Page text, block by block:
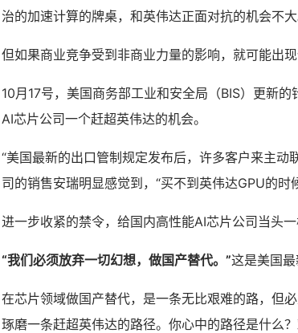
治的加速计算的牌桌，和英伟达正面对抗的机会不大
但如果商业竞争受到非商业力量的影响，就可能出现
10月17号，美国商务部工业和安全局（BIS）更新
AI芯片公司一个赶超英伟达的机会。
“美国最新的出口管制规定发布后，许多客户来主
司的销售安瑞明显感觉到，“买不到英伟达GPU的
进一步收紧的禁令，给国内高性能AI芯片公司当头
“我们必须放弃一切幻想，做国产替代。”这是美国最
在芯片领域做国产替代，是一条无比艰难的路，但
琢磨一条赶超英伟达的路径。你心中的路径是什么